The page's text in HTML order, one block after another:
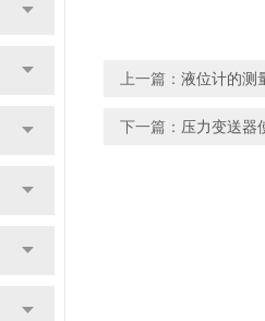
上一篇： 液位计的测
下一篇： 压力变送器